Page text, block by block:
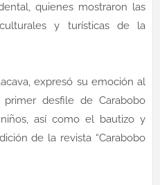
quienes mostraron las
culturales y turísticas de la
expresó su emoción al
desfile de Carabobo
así como el bautizo y
de la revista “Carabobo